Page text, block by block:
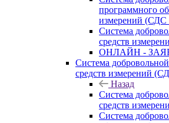
программного
измерений
Система
средств
ОНЛАЙН -
Система
средств измерений
Назад
Система
средств
Система